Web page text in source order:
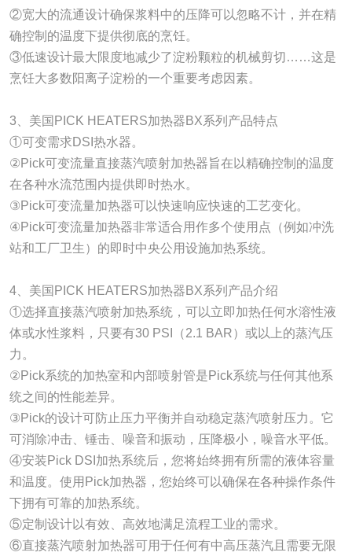
②宽大的流通设计确保浆料中的压降可以忽略不计，并在精
确控制的温度下提供彻底的烹饪。
③低速设计最大限度地减少了淀粉颗粒的机械剪切……这是
烹饪大多数阳离子淀粉的一个重要考虑因素。
3、美国PICK HEATERS加热器BX系列产品特点
①可变需求DSI热水器。
②Pick可变流量直接蒸汽喷射加热器旨在以精确控制的温度
在各种水流范围内提供即时热水。
③Pick可变流量加热器可以快速响应快速的工艺变化。
④Pick可变流量加热器非常适合用作多个使用点（例如冲洗
站和工厂卫生）的即时中央公用设施加热系统。
4、美国PICK HEATERS加热器BX系列产品介绍
①选择直接蒸汽喷射加热系统，可以立即加热任何水溶性液
体或水性浆料，只要有30 PSI（2.1 BAR）或以上的蒸汽压
力。
②Pick系统的加热室和内部喷射管是Pick系统与任何其他系
统之间的性能差异。
③Pick的设计可防止压力平衡并自动稳定蒸汽喷射压力。它
可消除冲击、锤击、噪音和振动，压降极小，噪音水平低。
④安装Pick DSI加热系统后，您将始终拥有所需的液体容量
和温度。使用Pick加热器，您始终可以确保在各种操作条件
下拥有可靠的加热系统。
⑤定制设计以有效、高效地满足流程工业的需求。
⑥直接蒸汽喷射加热器可用于任何有中高压蒸汽且需要无限